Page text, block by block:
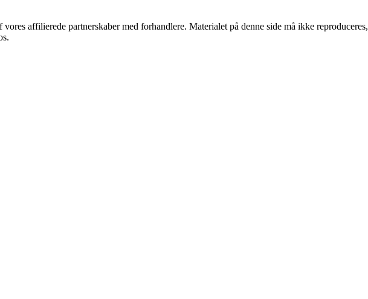
affilierede partnerskaber med forhandlere. Materialet på denne side må ikke reproduceres,